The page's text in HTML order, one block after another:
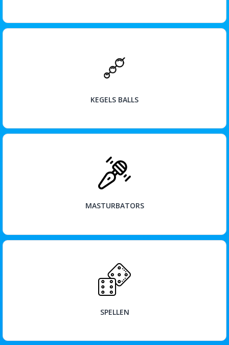
KEGELS BALLS
BEKIJK
MASTURBATORS
BEKIJK
SPELLEN
BEKIJK